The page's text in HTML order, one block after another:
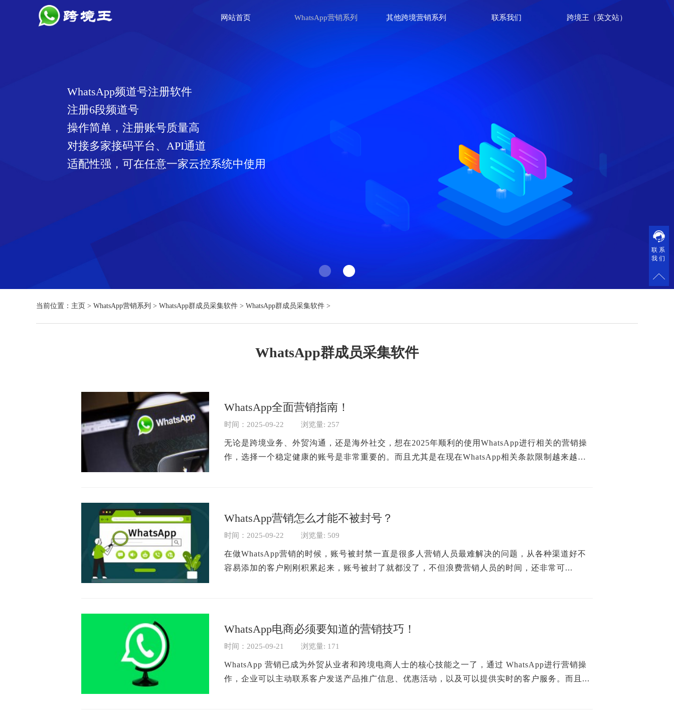
网站首页 WhatsApp营销系列 其他跨境营销系列 联系我们 跨境王（英文站）
WhatsApp频道号注册软件
注册6段频道号
操作简单，注册账号质量高
对接多家接码平台、API通道
适配性强，可在任意一家云控系统中使用
当前位置： 主页 > WhatsApp营销系列 > WhatsApp群成员采集软件 > WhatsApp群成员采集软件 >
WhatsApp群成员采集软件
WhatsApp全面营销指南！
时间：2025-09-22 浏览量: 257
无论是跨境业务、外贸沟通，还是海外社交，想在2025年顺利的使用WhatsApp进行相关的营销操
作，选择一个稳定健康的账号是非常重要的。而且尤其是在现在WhatsApp相关条款限制越来越
WhatsApp营销怎么才能不被封号？
时间：2025-09-22 浏览量: 509
在做WhatsApp营销的时候，账号被封禁一直是很多人营销人员最难解决的问题，从各种渠道好不
容易添加的客户刚刚积累起来，账号被封了就都没了，不但浪费营销人员的时间，还非常可...
WhatsApp电商必须要知道的营销技巧！
时间：2025-09-21 浏览量: 171
WhatsApp 营销已成为外贸从业者和跨境电商人士的核心技能之一了，通过 WhatsApp进行营销操
作，企业可以主动联系客户发送产品推广信息、优惠活动，以及可以提供实时的客户服务。而且...
联系
我们